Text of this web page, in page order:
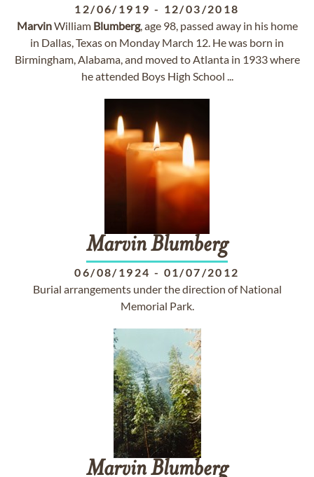
12/06/1919 - 12/03/2018
MarvinWilliam Blumberg, age 98, passed away in his home
in Dallas, Texas on Monday March 12. He was born in
Birmingham, Alabama, and moved to Atlanta in 1933 where
he attended Boys High School ...
MarvinBlumberg
06/08/1924 - 01/07/2012
Burial arrangements under the direction of National
Memorial Park.
MarvinBlumberg